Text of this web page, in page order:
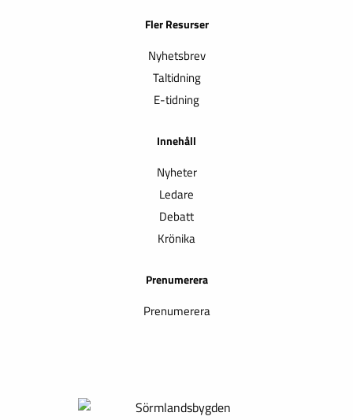
Fler Resurser
Nyhetsbrev
Taltidning
E-tidning
Innehåll
Nyheter
Ledare
Debatt
Krönika
Prenumerera
Prenumerera